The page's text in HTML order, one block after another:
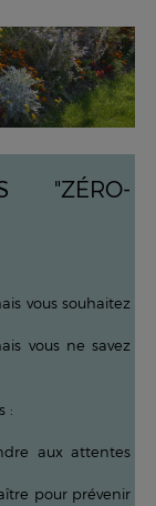
"ZÉRO-
vous souhaitez
vous ne savez
:
aux attentes
pour prévenir